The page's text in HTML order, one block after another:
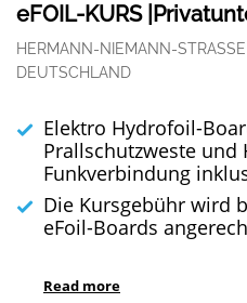
eFOIL-KURS
HERMANN-NIEMANN-STRASSE
EUTSCHLAND
Elektro Hydrofoil-
Prallschutzweste und
Funkverbindung
Die Kursgebühr wird
eFoil-Boards
Read more